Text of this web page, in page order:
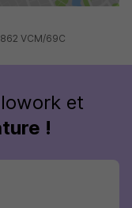
VCM/69C
et
!